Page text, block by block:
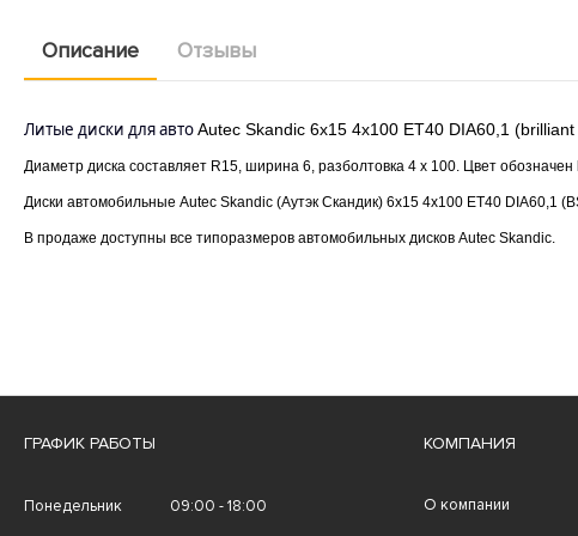
Описание Отзывы
Литые диски для автоAutec Skandic 6x15 4x100 ET40 DIA60,1 (brilliant
Диаметр диска составляет R15, ширина 6, разболтовка 4 х 100. Цвет обозначен
Диски автомобильные Autec Skandic (Аутэк Скандик) 6x15 4x100 ET40 DIA60,1 (
В продаже доступны все типоразмеров автомобильных дисков Autec Skandic.
ГРАФИК РАБОТЫ
Понедельник 09:00 - 18:00
КОМПАНИЯ
О компании